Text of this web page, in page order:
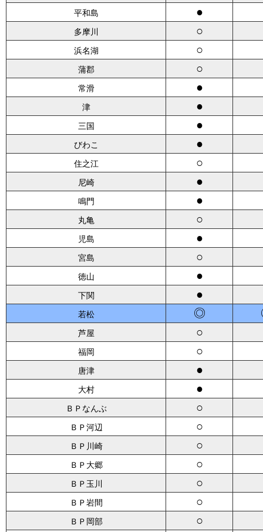
平和島 ●
多摩川 ○
浜名湖 ○
蒲郡 ○
常滑 ●
津 ●
三国 ●
びわこ ●
住之江 ○
尼崎 ●
鳴門 ●
丸亀 ○
児島 ●
宮島 ○
徳山 ●
下関 ●
若松 ◎
芦屋 ○
福岡 ○
唐津 ●
大村 ●
ＢＰなんぶ ○
ＢＰ河辺 ○
ＢＰ川崎 ○
ＢＰ大郷 ○
ＢＰ玉川 ○
ＢＰ岩間 ○
ＢＰ岡部 ○